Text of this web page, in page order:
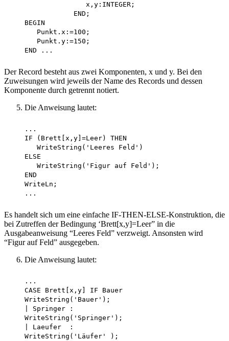
                   x,y:INTEGER;
                END;
    BEGIN
       Punkt.x:=100;
       Punkt.y:=150;
Der Record besteht aus zwei Komponenten, x und y. Bei den
Zuweisungen wird jeweils der Name des Records und dessen
Komponente durch getrennt notiert.
Die Anweisung lautet:
    ...
    IF (Brett[x,y]=Leer) THEN
       WriteString('Leeres Feld')
    ELSE
       WriteString('Figur auf Feld');
    END
    WriteLn;
Es handelt sich um eine einfache IF-THEN-ELSE-Konstruktion, die
bei Zutreffen der Bedingung ‘Brett[x,y]=Leer” in die
Ausgabeanweisung “Leeres Feld” verzweigt. Ansonsten wird
“Figur auf Feld” ausgegeben.
Die Anweisung lautet:
    ...
    CASE Brett[x,y] IF Bauer
    WriteString('Bauer');
    | Springer :
    WriteString('Springer');
    | Laeufer  :
    WriteString('Läufer' );